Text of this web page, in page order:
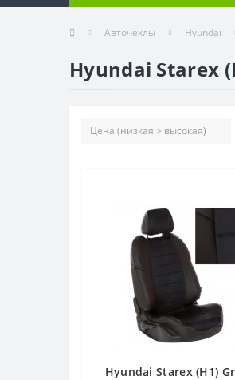
Авточехлы Hyundai
Hyundai Starex
Hyundai Starex (H1)